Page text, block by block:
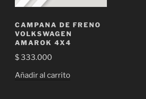
CAMPANA DE FRENO
VOLKSWAGEN
AMAROK 4X4
$333.000
Añadir al carrito